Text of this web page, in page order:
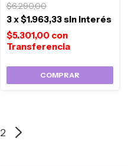
$6.290,00
$5.301,00 con
3x$1.963,33sin interés
COMPRAR
2